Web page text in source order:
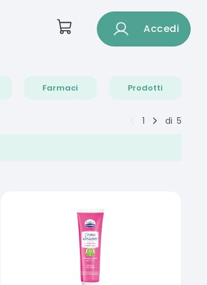
Accedi
Farmaci Prodotti
1 di 5